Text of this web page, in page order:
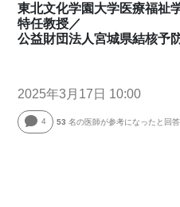
東北文化学園大学医療福祉
特任教授／
公益財団法人宮城県結核
2025年3月17日 10:00
4 53 名の医師が参考になったと回答